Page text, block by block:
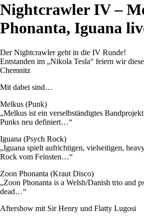
Nightcrawler IV –
Phonanta, Iguana
Der Nightcrawler geht in die IV Runde!
Entstanden im „Nikola Tesla“ feiern wir
Chemnitz
Mit dabei sind…
Melkus (Punk)
„Melkus ist ein verselbständigtes
Punks neu definiert…“
Iguana (Psych Rock)
„Iguana spielt aufrichtigen, vielseitigen,
Rock vom Feinsten…“
Zoon Phonanta (Kraut Disco)
„Zoon Phonanta is a Welsh/Danish trio and
dead…“
Aftershow mit Sir Henry und Flatty Lugosi